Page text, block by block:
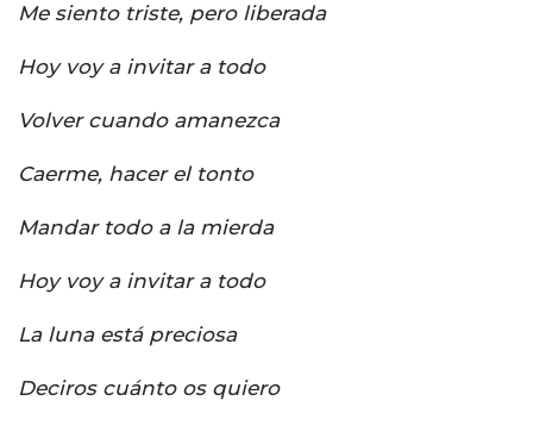
Me siento triste, pero liberada
Hoy voy a invitar a todo
Volver cuando amanezca
Caerme, hacer el tonto
Mandar todo a la mierda
Hoy voy a invitar a todo
La luna está preciosa
Deciros cuánto os quiero